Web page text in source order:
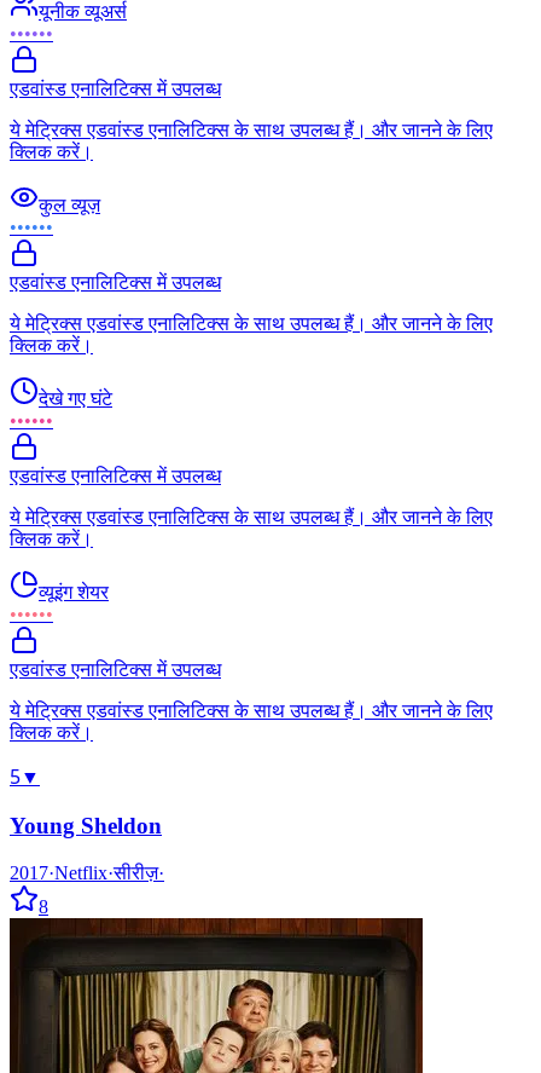
यूनीक व्यूअर्स
••••••
एडवांस्ड एनालिटिक्स में उपलब्ध
ये मेट्रिक्स एडवांस्ड एनालिटिक्स के साथ उपलब्ध हैं। और जानने के लिए
क्लिक करें।
कुल व्यूज़
••••••
एडवांस्ड एनालिटिक्स में उपलब्ध
ये मेट्रिक्स एडवांस्ड एनालिटिक्स के साथ उपलब्ध हैं। और जानने के लिए
क्लिक करें।
देखे गए घंटे
••••••
एडवांस्ड एनालिटिक्स में उपलब्ध
ये मेट्रिक्स एडवांस्ड एनालिटिक्स के साथ उपलब्ध हैं। और जानने के लिए
क्लिक करें।
व्यूइंग शेयर
••••••
एडवांस्ड एनालिटिक्स में उपलब्ध
ये मेट्रिक्स एडवांस्ड एनालिटिक्स के साथ उपलब्ध हैं। और जानने के लिए
क्लिक करें।
5▼
Young Sheldon
2017·Netflix·सीरीज़·
8